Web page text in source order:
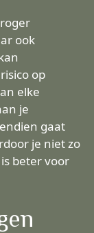
ook
op
elke
je
gaat
je niet zo
beter voor